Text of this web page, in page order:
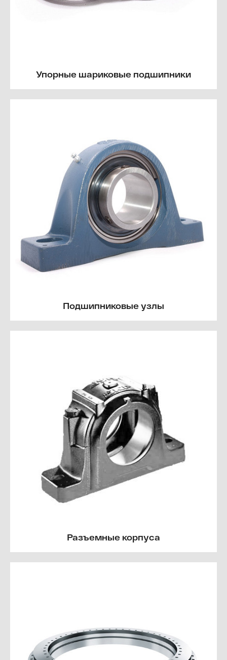
Упорные шариковые подшипники
Подшипниковые узлы
Разъемные корпуса